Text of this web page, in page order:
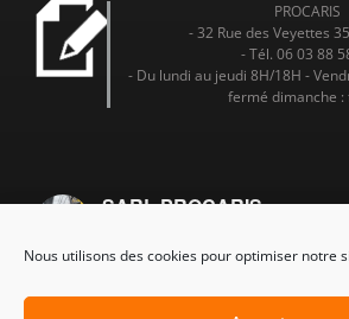
Nous utilisons des cookies pour optimiser notre
PROCARIS
- 32 Rue des Veyettes
- Tél. 06 03 88
- Du lundi au jeudi 8H/18H -
fermé dimanche :
SARL PROCARIS
powered byGoo gle